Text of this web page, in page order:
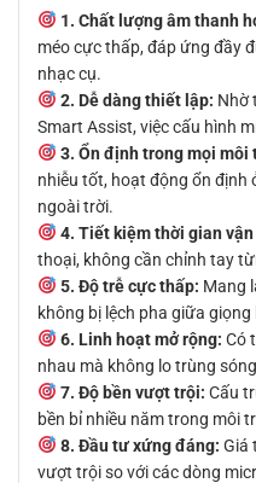
1. Chất lượng âm thanh
méo cực thấp, đáp ứng đầy
nhạc cụ.
2. Dễ dàng thiết lập: Nhờ
Smart Assist, việc cấu hình
3. Ổn định trong mọi môi
nhiễu tốt, hoạt động ổn định
ngoài trời.
4. Tiết kiệm thời gian vận
thoại, không cần chỉnh tay
5. Độ trễ cực thấp: Mang
không bị lệch pha giữa
6. Linh hoạt mở rộng: Có
nhau mà không lo trùng
7. Độ bền vượt trội: Cấu
bền bỉ nhiều năm trong môi
8. Đầu tư xứng đáng: Giá
vượt trội so với các dòng